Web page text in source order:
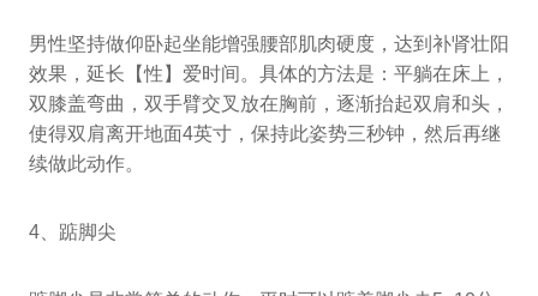
男性坚持做仰卧起坐能增强腰部肌肉硬度，达到补肾壮阳
效果，延长【性】爱时间。具体的方法是：平躺在床上，
双膝盖弯曲，双手臂交叉放在胸前，逐渐抬起双肩和头，
使得双肩离开地面4英寸，保持此姿势三秒钟，然后再继
续做此动作。
4、踮脚尖